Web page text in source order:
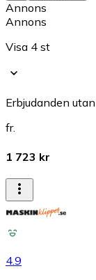
Annons
Annons
Visa 4 st
Erbjudanden
fr.
1 723 kr
4.9